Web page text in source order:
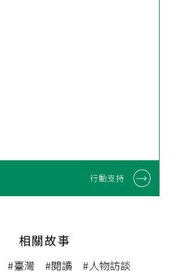
行動支持
相關故事
#臺灣 #閱讀
#人物訪談